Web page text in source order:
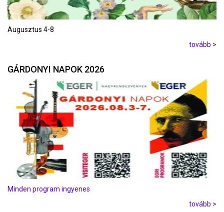
Augusztus 4-8
tovább >
GÁRDONYI NAPOK 2026
Minden program ingyenes
tovább >